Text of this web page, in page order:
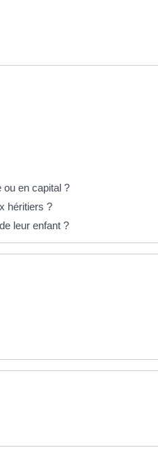
ou en capital ?
héritiers ?
leur enfant ?